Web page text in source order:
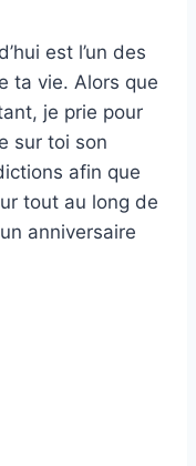
est l’un des
ta vie. Alors que
je prie pour
sur toi son
afin que
tout au long de
anniversaire